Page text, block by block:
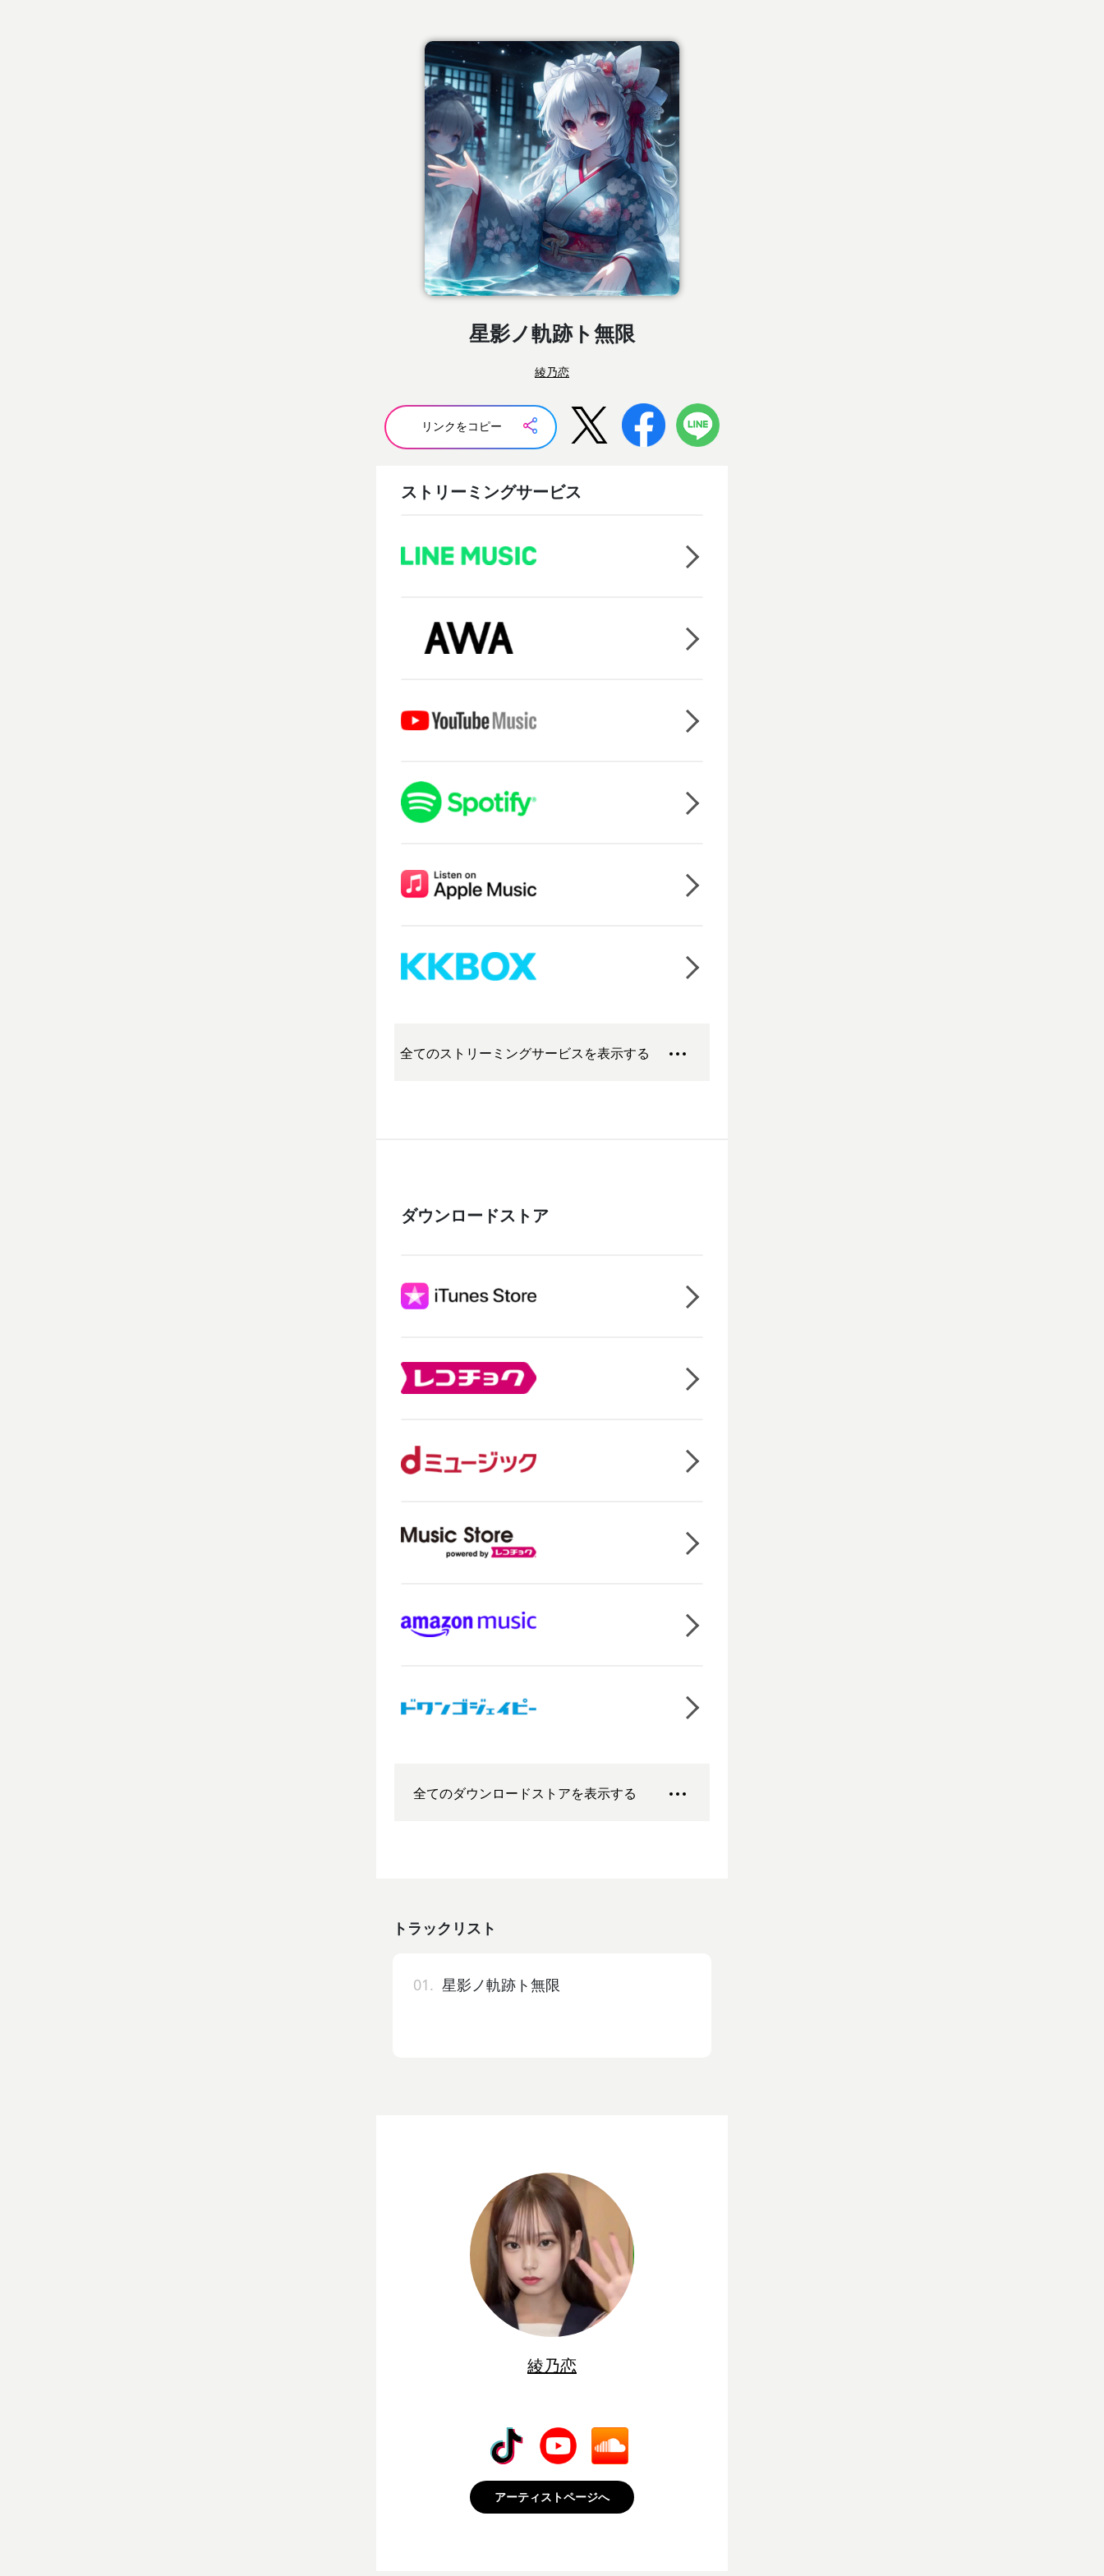
星影ノ軌跡ト無限
綾乃恋
リンクをコピー
ストリーミングサービス
全てのストリーミングサービスを表示する
ダウンロードストア
全てのダウンロードストアを表示する
トラックリスト
01. 星影ノ軌跡ト無限
綾乃恋
アーティストページへ